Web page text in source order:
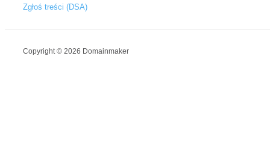
Zgłoś treści (DSA)
Copyright © 2026 Domainmaker